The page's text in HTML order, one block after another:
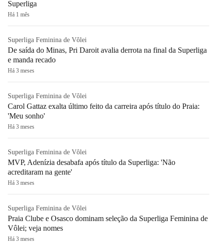
Superliga
Há 1 mês
Superliga Feminina de Vôlei
De saída do Minas, Pri Daroit avalia derrota na final da Superliga
e manda recado
Há 3 meses
Superliga Feminina de Vôlei
Carol Gattaz exalta último feito da carreira após título do Praia:
'Meu sonho'
Há 3 meses
Superliga Feminina de Vôlei
MVP, Adenízia desabafa após título da Superliga: 'Não
acreditaram na gente'
Há 3 meses
Superliga Feminina de Vôlei
Praia Clube e Osasco dominam seleção da Superliga Feminina de
Vôlei; veja nomes
Há 3 meses